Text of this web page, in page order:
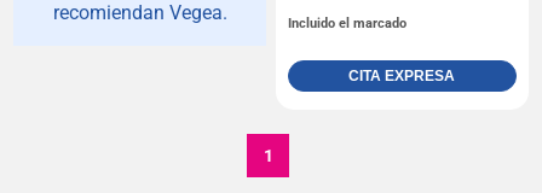
recomiendan Vegea.
Incluido el marcado
CITA EXPRESA
1